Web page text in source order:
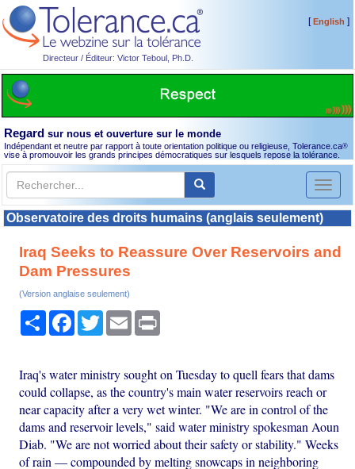
Directeur / Éditeur: Victor Teboul, Ph.D.
[English ]
Regard sur nous et ouverture sur le monde
Indépendant et neutre par rapport à toute orientation politique ou religieuse, Tolerance.ca®
vise à promouvoir les grands principes démocratiques sur lesquels repose la tolérance.
Toggle
Observatoire des droits humains (anglais seulement)
Iraq Seeks to Reassure Over Reservoirs and
Dam Pressures
(Version anglaise seulement)
PartagerFacebook
TwitterEmail
Iraq's water ministry sought on Tuesday to quell fears that dams
could collapse, as the country's main water reservoirs reach or
near capacity after a very wet winter. "We are in control of the
dams and reservoir levels," said water ministry spokesman Aoun
Diab. "We are not worried about their safety or stability." Weeks
of rain — compounded by melting snowcaps in neighboring